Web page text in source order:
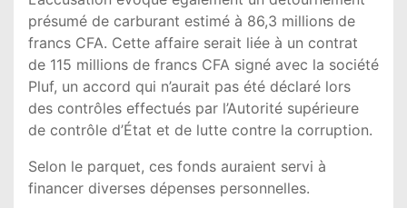
présumé de carburant estimé à 86,3 millions de
francs CFA. Cette affaire serait liée à un contrat
de 115 millions de francs CFA signé avec la société
Pluf, un accord qui n’aurait pas été déclaré lors
des contrôles effectués par l’Autorité supérieure
de contrôle d’État et de lutte contre la corruption.
Selon le parquet, ces fonds auraient servi à
financer diverses dépenses personnelles.